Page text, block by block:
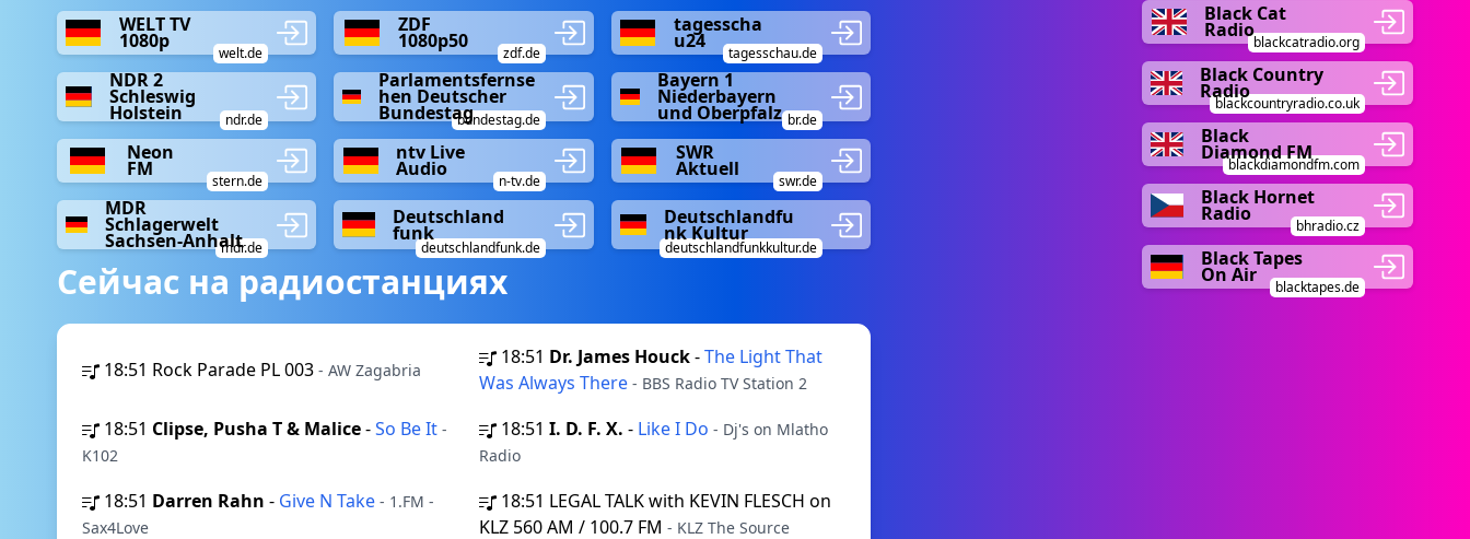
WELT TV
1080p
welt.de
ZDF
1080p50
zdf.de
tagesscha
u24
tagesschau.de
NDR 2
Schleswig
Holstein ndr.de
Parlamentsfernse
hen Deutscher
Bundestagbundestag.de
Bayern 1
Niederbayern
und Oberpfalz br.de
Neon
FM
stern.de
ntv Live
Audio
n-tv.de
SWR
Aktuell
swr.de
MDR
Schlagerwelt
Sachsen-Anhaltmdr.de
Deutschland
funk
deutschlandfunk.de
Deutschlandfu
nk Kultur
deutschlandfunkkultur.de
Сейчас на радиостанциях
18:51 Rock Parade PL 003 - AW Zagabria
18:51 Dr. James Houck-The Light That
Was Always There - BBS Radio TV Station 2
18:51 Clipse, Pusha T & Malice-So Be It -
K102
18:51 I. D. F. X. - Like I Do - Dj's on Mlatho
Radio
18:51 Darren Rahn - Give N Take - 1.FM -
Sax4Love
18:51 LEGAL TALK with KEVIN FLESCH on
KLZ 560 AM / 100.7 FM - KLZ The Source
Black Cat
Radio
blackcatradio.org
Black Country
Radio
blackcountryradio.co.uk
Black
Diamond FM
blackdiamondfm.com
Black Hornet
Radio
bhradio.cz
Black Tapes
On Air
blacktapes.de